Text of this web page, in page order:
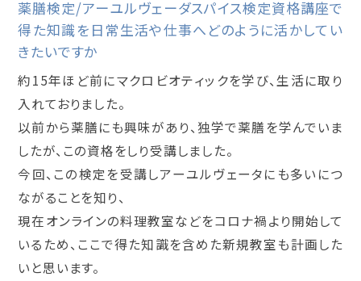
薬膳検定/アーユルヴェーダスパイス検定資格講座で
得た知識を日常生活や仕事へどのように活かしてい
きたいですか
約15年ほど前にマクロビオティックを学び、生活に取り
入れておりました。
以前から薬膳にも興味があり、独学で薬膳を学んでいま
したが、この資格をしり受講しました。
今回、この検定を受講しアーユルヴェータにも多いにつ
ながることを知り、
現在オンラインの料理教室などをコロナ禍より開始して
いるため、ここで得た知識を含めた新規教室も計画した
いと思います。